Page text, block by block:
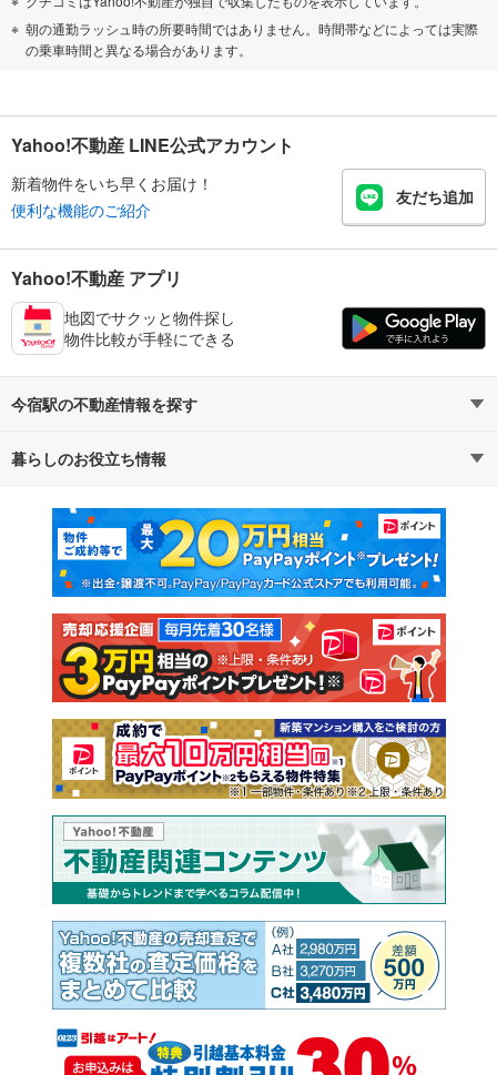
朝の通勤ラッシュ時の所要時間ではありません。時間帯などによっては実際
の乗車時間と異なる場合があります。
Yahoo!不動産 LINE公式アカウント
新着物件をいち早くお届け！
便利な機能のご紹介
友だち追加
Yahoo!不動産 アプリ
地図でサクッと物件探し
物件比較が手軽にできる
今宿駅の不動産情報を探す
不動産・住宅
新築マンション 中古マンション
新築一戸建て 中古一戸建て
注文住宅 土地
売却査定
暮らしのお役立ち情報
マンションカタログ 教えて！住まいの先生